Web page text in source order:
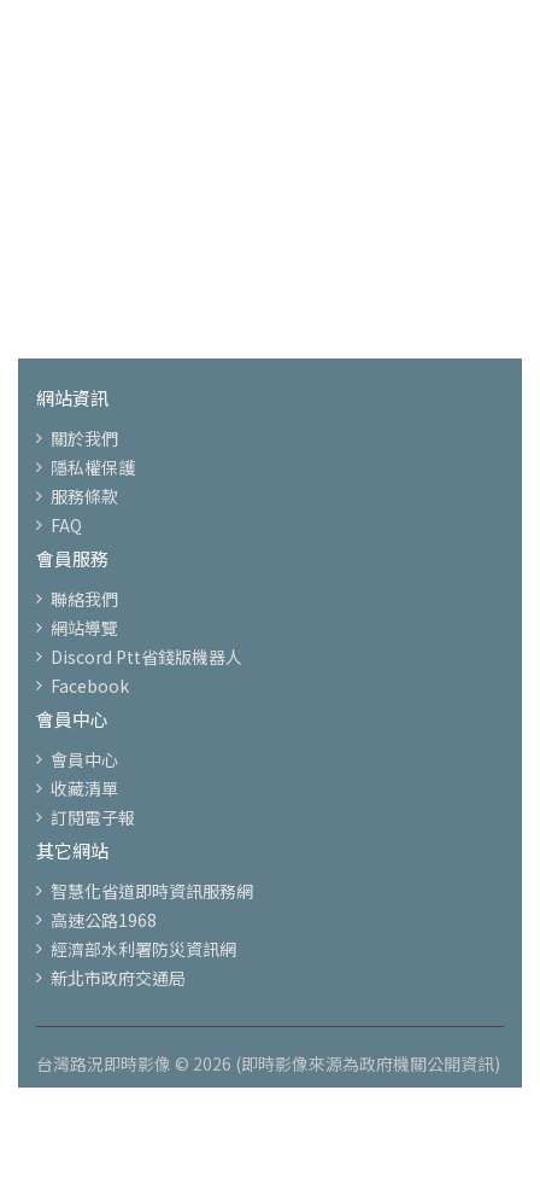
網站資訊
關於我們
隱私權保護
服務條款
FAQ
會員服務
聯絡我們
網站導覽
Discord Ptt省錢版機器人
Facebook
會員中心
會員中心
收藏清單
訂閱電子報
其它網站
智慧化省道即時資訊服務網
高速公路1968
經濟部水利署防災資訊網
新北市政府交通局
台灣路況即時影像 © 2026 (即時影像來源為政府機關公開資訊)